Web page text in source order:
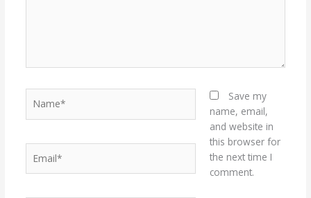
Save my
name, email,
and website in
this browser for
the next time I
comment.